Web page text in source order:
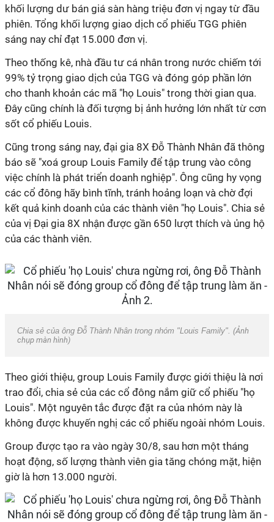
khối lượng dư bán giá sàn hàng triệu đơn vị ngay từ đầu
phiên. Tổng khối lượng giao dịch cổ phiếu TGG phiên
sáng nay chỉ đạt 15.000 đơn vị.
Theo thống kê, nhà đầu tư cá nhân trong nước chiếm tới
99% tỷ trọng giao dịch của TGG và đóng góp phần lớn
cho thanh khoản các mã "họ Louis" trong thời gian qua.
Đây cũng chính là đối tượng bị ảnh hưởng lớn nhất từ cơn
sốt cổ phiếu Louis.
Cũng trong sáng nay, đại gia 8X Đỗ Thành Nhân đã thông
báo sẽ "xoá group Louis Family để tập trung vào công
việc chính là phát triển doanh nghiệp". Ông cũng hy vọng
các cổ đông hãy bình tĩnh, tránh hoảng loạn và chờ đợi
kết quả kinh doanh của các thành viên "họ Louis". Chia sẻ
của vị Đại gia 8X nhận được gần 650 lượt thích và ủng hộ
của các thành viên.
Chia sẻ của ông Đỗ Thành Nhân trong nhóm "Louis Family". (Ảnh
chụp màn hình)
Theo giới thiệu, group Louis Family được giới thiệu là nơi
trao đổi, chia sẻ của các cổ đông nắm giữ cổ phiếu "họ
Louis". Một nguyên tắc được đặt ra của nhóm này là
không được khuyến nghị các cổ phiếu ngoài nhóm Louis.
Group được tạo ra vào ngày 30/8, sau hơn một tháng
hoạt động, số lượng thành viên gia tăng chóng mặt, hiện
giờ là hơn 13.000 người.